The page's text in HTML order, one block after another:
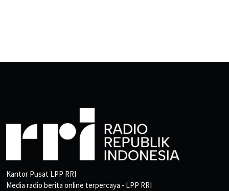
Kantor Pusat LPP RRI
Media radio berita online terpercaya - LPP RRI